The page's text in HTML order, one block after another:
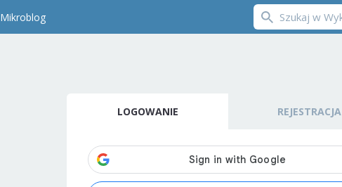
Mikroblog
LOGOWANIE REJESTRACJA